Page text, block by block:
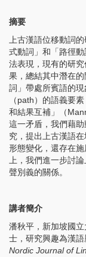
摘要
上古漢語位移動詞
式動詞」和「路徑
法表現，現有的研
果，總結其中潛在
詞」帶處所賓語的
（path）的語義要
和結果互補」（
這一矛盾，我們藉
究，提出上古漢語
形態變化，還存在
上，我們進一步討
聲別義的關係。
講者簡介
潘秋平，新加坡國
士，研究興趣為漢
Nordic Journal of